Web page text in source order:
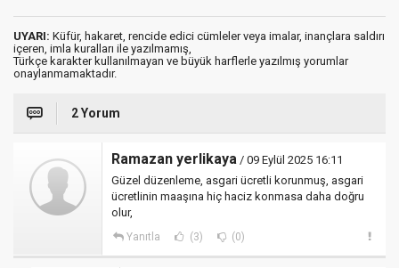
UYARI: Küfür, hakaret, rencide edici cümleler veya imalar, inançlara saldırı
içeren, imla kuralları ile yazılmamış,
Türkçe karakter kullanılmayan ve büyük harflerle yazılmış yorumlar
onaylanmamaktadır.
2 Yorum
Ramazan yerlikaya / 09 Eylül 2025 16:11
Güzel düzenleme, asgari ücretli korunmuş, asgari
ücretlinin maaşına hiç haciz konmasa daha doğru
olur,
Yanıtla (3) (0)